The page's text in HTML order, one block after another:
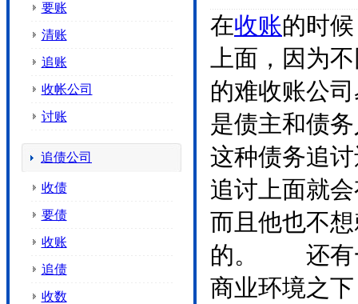
要账
清账
追账
收帐公司
讨账
追债公司
收债
要债
收账
追债
收数
在收账的时
上面，因为
的难收账公
是债主和债
这种债务追
追讨上面就
而且他也不
的。 还有一
商业环境之